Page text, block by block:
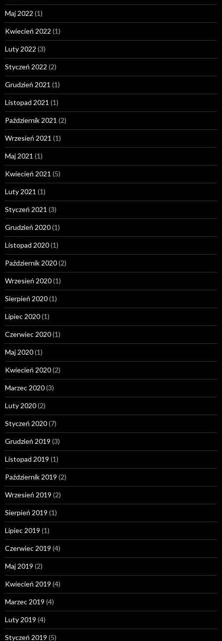
Maj 2022 (1)
Kwiecień 2022 (1)
Luty 2022 (3)
Styczeń 2022 (2)
Grudzień 2021 (1)
Listopad 2021 (1)
Październik 2021 (2)
Wrzesień 2021 (1)
Maj 2021 (1)
Kwiecień 2021 (5)
Luty 2021 (1)
Styczeń 2021 (3)
Grudzień 2020(1)
Listopad 2020(1)
Październik 2020(2)
Wrzesień 2020(1)
Sierpień 2020(1)
Lipiec 2020(1)
Czerwiec 2020(1)
Maj 2020(1)
Kwiecień 2020(2)
Marzec 2020(3)
Luty 2020(2)
Styczeń 2020(7)
Grudzień 2019 (3)
Listopad 2019 (1)
Październik 2019 (2)
Wrzesień 2019 (2)
Sierpień 2019 (1)
Lipiec 2019 (1)
Czerwiec 2019 (4)
Maj 2019 (2)
Kwiecień 2019 (4)
Marzec 2019 (4)
Luty 2019 (4)
Styczeń 2019 (5)